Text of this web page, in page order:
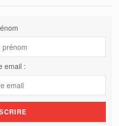
email :